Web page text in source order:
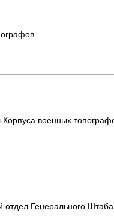
Корпуса военных
отдел Генерального Штаба